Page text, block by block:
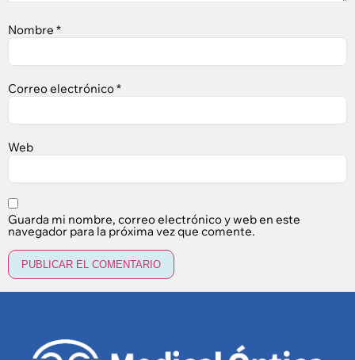
Nombre *
Correo electrónico*
Web
Guarda mi nombre, correo electrónico y web en este
navegador para la próxima vez que comente.